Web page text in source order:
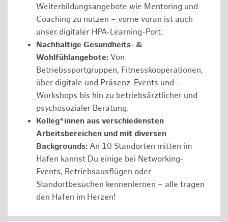
Weiterbildungsangebote wie Mentoring und
Coaching zu nutzen – vorne voran ist auch
unser digitaler HPA-Learning-Port.
Nachhaltige Gesundheits- &
Wohlfühlangebote: Von
Betriebssportgruppen, Fitnesskooperationen,
über digitale und Präsenz-Events und -
Workshops bis hin zu betriebsärztlicher und
psychosozialer Beratung.
Kolleg*innen aus verschiedensten
Arbeitsbereichen und mit diversen
Backgrounds: An 10 Standorten mitten im
Hafen kannst Du einige bei Networking-
Events, Betriebsausflügen oder
Standortbesuchen kennenlernen – alle tragen
den Hafen im Herzen!